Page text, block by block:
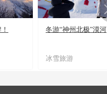
冬游“神州北极”漠河
冰雪旅游